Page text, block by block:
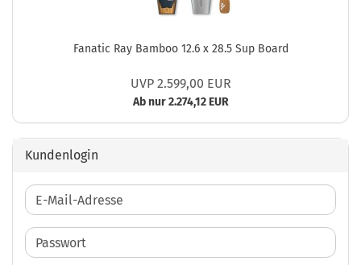
Fanatic Ray Bamboo 12.6 x 28.5 Sup Board
UVP 2.599,00 EUR
Ab nur 2.274,12 EUR
Kundenlogin
E-
Mail-
Adresse
Passwort